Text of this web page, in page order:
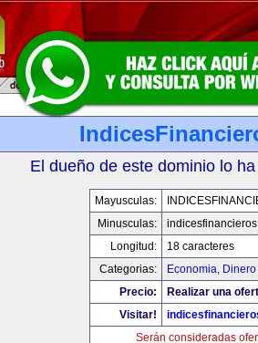
El dueño de este dominio lo
Mayusculas:
Minusculas:
Longitud:
18 caracteres
Categorias:
Economia,
Precio:
Realizar una
Visitar!
Serán consideradas